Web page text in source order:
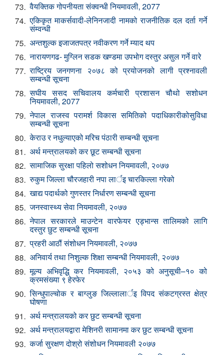
73. वैयक्तिक गोपनीयता संक्वन्धी नियमावली, 2077
74. एकिकृत माकर्सवादी-लेनिनजादी नामको राजनीतिक दल दर्ता गर्ने
संम्वन्धी‌
75. अन्तशुल्क इजाजतपत्र नवीकरण गर्ने म्याद थप‌
76. नारायणगढ- मुग्लिन सडक खण्डमा उपभोग दस्तुर असुल गर्ने वारे
77. राष्ट्रिय जनगणना २०७८ को प्रयोजनको लागी प्रश्नावली
सम्बन्धी सूचना
78. स‌घीय स‌सद सचिवालय कर्मचारी प्रशासन चौथो स‌शोधन
नियमावली, 2077
79. नेपाल राजस्व परामर्श विकास समितिको पदाधिकारीकोसुविधा
सम्बन्धी सूचना
80. केराउ र नधुल्याएको मरिच पंठारी सम्बन्धी सूचना
81. अर्थ मन्त्रालयको कर छूट सम्बन्धी सूचना
82. सामाजिक सुरक्षा पहिलो सशोधन नियमावली, २०७७
83. रुकुम जिल्ला चौरजहारी नपा लार्इ चारकिल्ला गरेको
84. खाद्य पदार्थको गुणस्तर निर्धारण सम्बन्धी सूचना
85. जनस्वास्थ्य सेवा नियमावली, २०७७
86. नेपाल सरकारले माउन्टेन वारफेयर एड्भान्स तालिमको लागि
दस्तुर छुट सम्बन्धी सूचना
87. प्रहरी आठौं संशोधन नियमावली, २०७७
88. अनिवार्य तथा निशुल्क शिक्षा सम्बन्धी नियमावली, २०७७
89. मूल्य अभिवृद्धि कर नियमावली, २०५३ को अनुसूची–१० को
क्रमसंख्या ९ हेरफेर
90. सिन्धुपाल्चोक र बाग्लुङ जिल्लालार्इ विपद संकटग्रस्त क्षेत्र
घोषणा
91. अर्थ मन्त्रालयको कर छुट सम्बन्धी सूचना
92. अर्थ मन्त्रालयद्वारा मेशिनरी सामानमा कर छुट सम्बन्धी सूचना
93. कर्जा सुरक्षण दोश्रो संशोधन नियमावली २०७७